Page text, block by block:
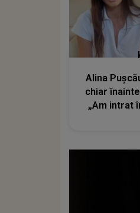
Alina
chiar
„Am intrat